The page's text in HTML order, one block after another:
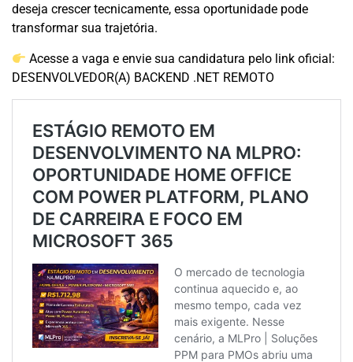
deseja crescer tecnicamente, essa oportunidade pode
transformar sua trajetória.
Acesse a vaga e envie sua candidatura pelo link oficial:
DESENVOLVEDOR(A) BACKEND .NET REMOTO